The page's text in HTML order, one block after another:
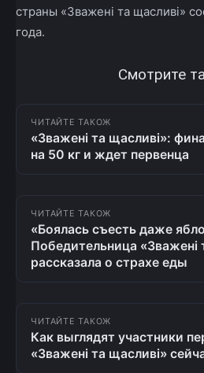
страны «Зважені та щасливі»
года.
Смотрите
ЧИТАЙТЕ ТАКОЖ
«Зважені та щасливі»:
на 50 кг и ждет первенца
ЧИТАЙТЕ ТАКОЖ
«Боялась съесть даже
Победительница «Зважені
рассказала о страхе еды
ЧИТАЙТЕ ТАКОЖ
Как выглядят участники
«Зважені та щасливі»